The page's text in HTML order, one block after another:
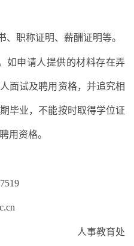
、职称证明、薪酬证明等。
如申请人提供的材料存在弄
面试及聘用资格，并追究相
毕业，不能按时取得学位证
用资格。
人事教育处